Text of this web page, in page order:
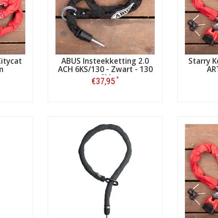
ABUS Insteekketting 2.0
ACH 6KS/130 - Zwart - 130
CM
€37,95 *
Starry